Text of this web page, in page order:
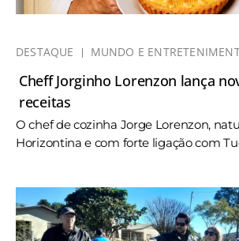
DESTAQUE MUNDO E
Cheff Jorginho Lorenzon lança
receitas
O chef de cozinha Jorge Lorenzon,
Horizontina e com forte ligação com